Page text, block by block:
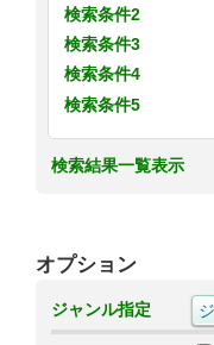
検索条件2
検索条件3
検索条件4
検索条件5
検索結果一覧表示
オプション
ジャンル指定